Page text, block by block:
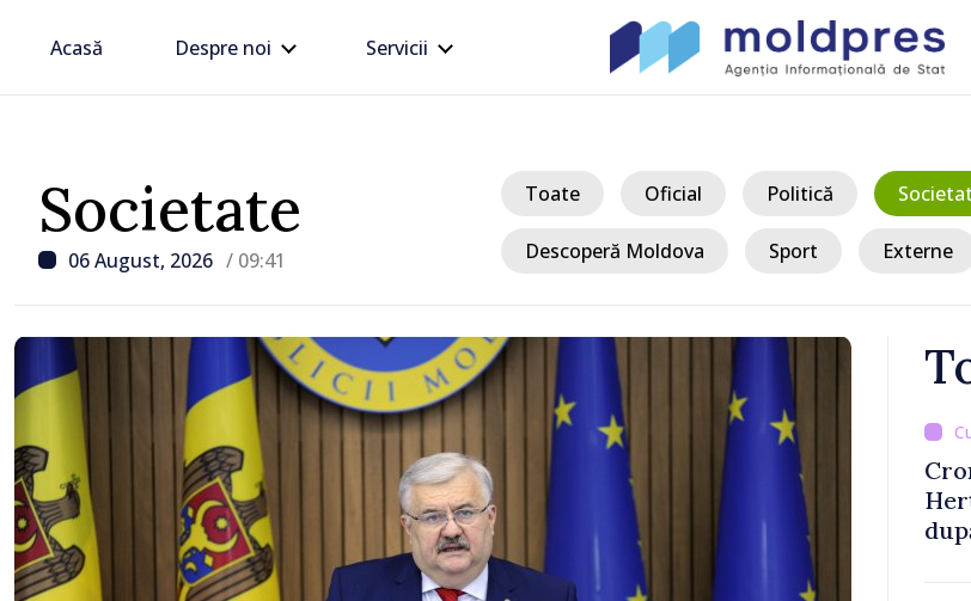
Acasă Despre noi Servicii
Societate
06 August, 2026 / 09:41
Toate Oficial Politică
Descoperă Moldova Sport Externe
/ Acum 27 minute
Guvernul intensifică măsurile
pentru a evita o criză a apei în
Chișinău